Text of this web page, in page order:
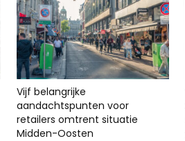
Vijf belangrijke
aandachtspunten voor
retailers omtrent situatie
Midden-Oosten